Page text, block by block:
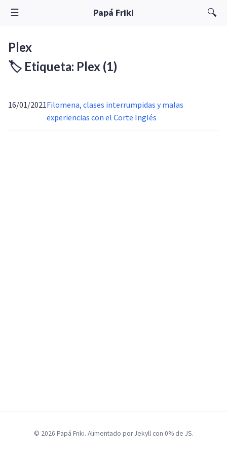
☰ Papá Friki 🔍
Plex
🏷️ Etiqueta: Plex (1)
16/01/2021Filomena, clases interrumpidas y malas
experiencias con el Corte Inglés
© 2026 Papá Friki. Alimentado por Jekyll con 0% de JS.